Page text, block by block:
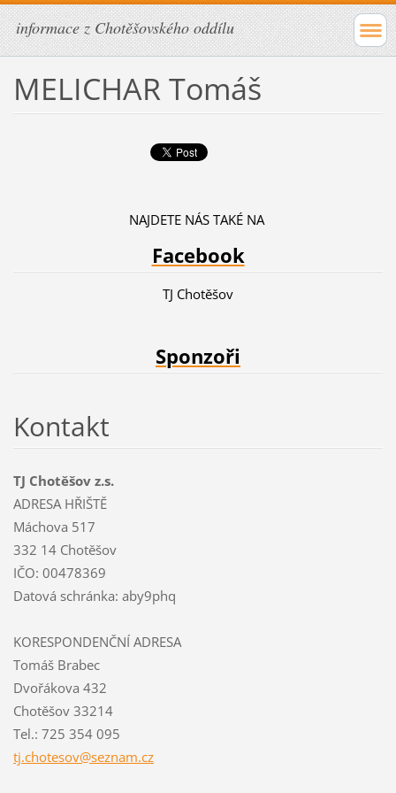
informace z Chotěšovského oddílu
MELICHAR Tomáš
NAJDETE NÁS TAKÉ NA
Facebook
TJ Chotěšov
Sponzoři
Kontakt
TJ Chotěšov z.s.
ADRESA HŘIŠTĚ
Máchova 517
332 14 Chotěšov
IČO: 00478369
Datová schránka: aby9phq
KORESPONDENČNÍ ADRESA
Tomáš Brabec
Dvořákova 432
Chotěšov 33214
Tel.: 725 354 095
tj.chotesov@seznam.cz